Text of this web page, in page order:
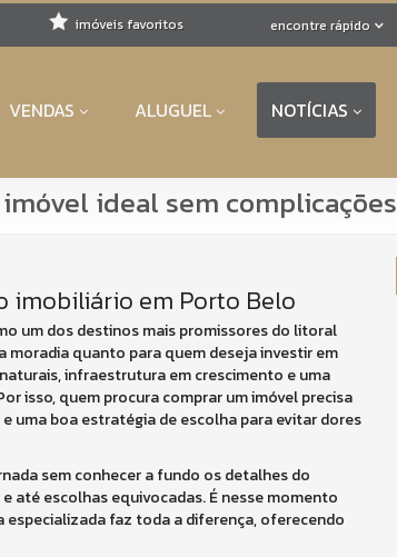
encontre rápido
imóveis favoritos
VENDAS ALUGUEL NOTÍCIAS
ideal sem complicações
imobiliário em Porto Belo
um dos destinos mais promissores do litoral
moradia quanto para quem deseja investir em
infraestrutura em crescimento e uma
isso, quem procura comprar um imóvel precisa
uma boa estratégia de escolha para evitar dores
sem conhecer a fundo os detalhes do
até escolhas equivocadas. É nesse momento
especializada faz toda a diferença, oferecendo